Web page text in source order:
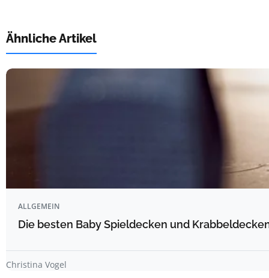
Ähnliche Artikel
ALLGEMEIN
Die besten Baby Spieldecken und
Christina Vogel